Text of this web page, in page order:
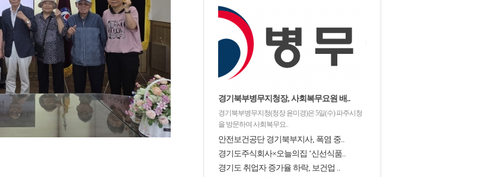
경기북부병무지청장, 사회복무요원 배..
경기북부병무지청(청장 윤미경)은 5일(수) 파주시청
을 방문하여 사회복무요..
안전보건공단 경기북부지사, 폭염 중..
경기도주식회사×오늘의집 ‘신선식품..
경기도 취업자 증가율 하락, 보건업 ..